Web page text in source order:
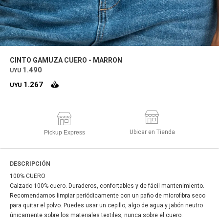
CINTO GAMUZA CUERO - MARRON
UYU 1.490
UYU 1.267
Pickup Express Ubicar en Tienda
DESCRIPCIÓN
100% CUERO
Calzado 100% cuero. Duraderos, confortables y de fácil mantenimiento.
Recomendamos limpiar periódicamente con un paño de microfibra seco
para quitar el polvo. Puedes usar un cepillo, algo de agua y jabón neutro
únicamente sobre los materiales textiles, nunca sobre el cuero.